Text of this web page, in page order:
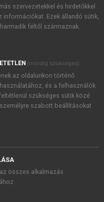
akcióiról.
Zrt. újdonságairól,
foglaltakat tudomásul
, valamint a szotar.netés a
foglaltakat
szervezetekkel és hirdetőkkel
információkat. Ezek állandó sütik,
féltől származnak.
(mindig szükséges)
az oldalunkon történő
és a felhasználók
szükséges sütik közé
szabott beállításokat
összes alkalmazás